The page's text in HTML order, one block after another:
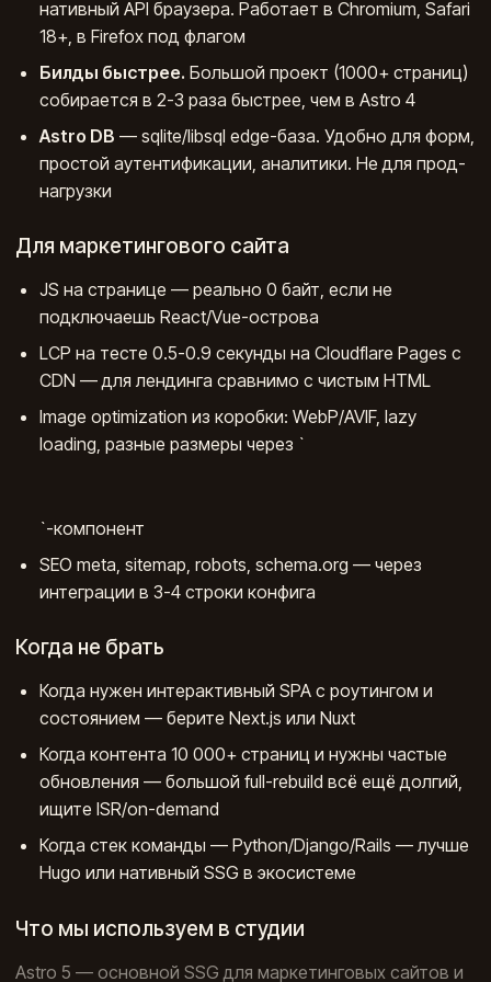
нативный API браузера. Работает в Chromium, Safari
18+, в Firefox под флагом
Билды быстрее. Большой проект (1000+ страниц)
собирается в 2-3 раза быстрее, чем в Astro 4
Astro DB — sqlite/libsql edge-база. Удобно для форм,
простой аутентификации, аналитики. Не для прод-
нагрузки
Для маркетингового сайта
JS на странице — реально 0 байт, если не
подключаешь React/Vue-острова
LCP на тесте 0.5-0.9 секунды на Cloudflare Pages с
CDN — для лендинга сравнимо с чистым HTML
Image optimization из коробки: WebP/AVIF, lazy
loading, разные размеры через `
`-компонент
SEO meta, sitemap, robots, schema.org — через
интеграции в 3-4 строки конфига
Когда не брать
Когда нужен интерактивный SPA с роутингом и
состоянием — берите Next.js или Nuxt
Когда контента 10 000+ страниц и нужны частые
обновления — большой full-rebuild всё ещё долгий,
ищите ISR/on-demand
Когда стек команды — Python/Django/Rails — лучше
Hugo или нативный SSG в экосистеме
Что мы используем в студии
Astro 5 — основной SSG для маркетинговых сайтов и